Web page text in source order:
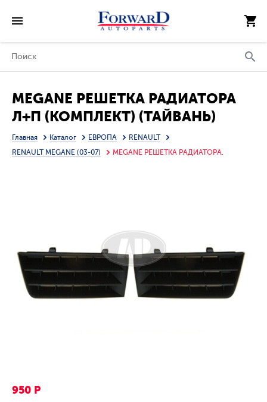
MEGANE РЕШЕТКА РАДИАТОРА
Л+П (КОМПЛЕКТ) (ТАЙВАНЬ)
Главная Каталог ЕВРОПА
RENAULT
RENAULT MEGANE (03-07)
MEGANE РЕШЕТКА РАДИАТОРА.
950 Р